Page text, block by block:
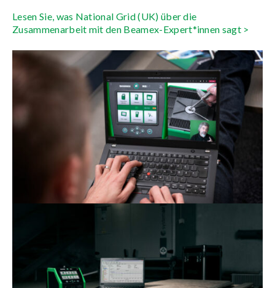
Lesen Sie, was National Grid (UK) über die
Zusammenarbeit mit den Beamex-Expert*innen sagt >